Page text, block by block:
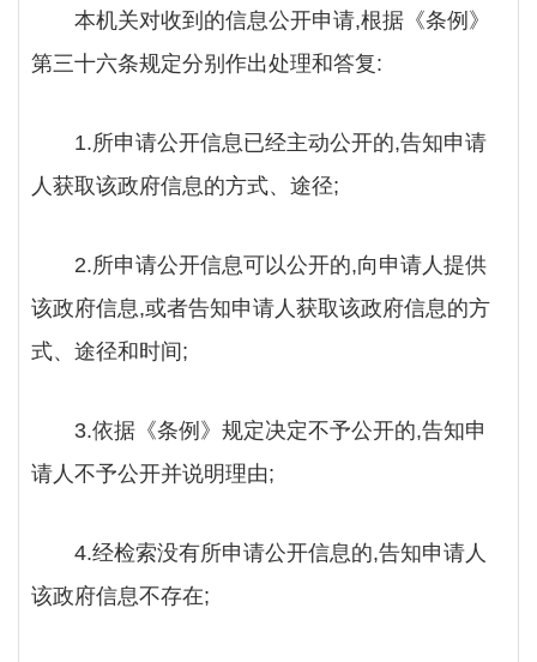
本机关对收到的信息公开申请,根据《条例》
第三十六条规定分别作出处理和答复:
1.所申请公开信息已经主动公开的,告知申请
人获取该政府信息的方式、途径;
2.所申请公开信息可以公开的,向申请人提供
该政府信息,或者告知申请人获取该政府信息的方
式、途径和时间;
3.依据《条例》规定决定不予公开的,告知申
请人不予公开并说明理由;
4.经检索没有所申请公开信息的,告知申请人
该政府信息不存在;